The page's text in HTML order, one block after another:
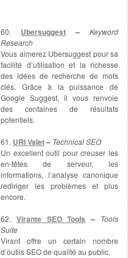
60. Ubersuggest – Keyword
Research
Vous aimerez Ubersuggest pour sa
facilité d’utilisation et la richesse
des idées de recherche de mots
clés. Grâce à la puissance de
Google Suggest, il vous renvoie
des centaines de résultats
potentiels.
61. URI Valet– Technical SEO
Un excellent outil pour creuser les
en-têtes de serveur, les
informations, l’analyse canonique
rediriger les problèmes et plus
encore.
62. Virante SEO Tools – Tools
Suite
Virant offre un certain nombre
d’outils SEO de qualité au public.